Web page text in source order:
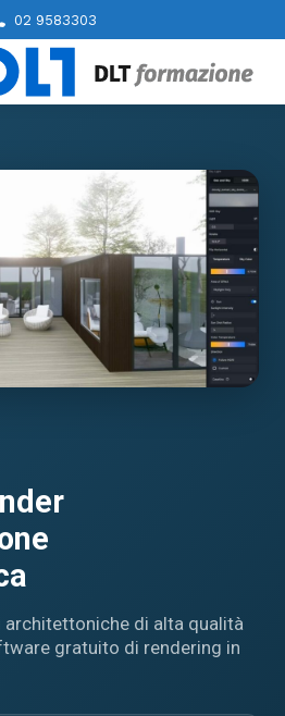
02 9583303
architettoniche di alta qualità
gratuito di rendering in